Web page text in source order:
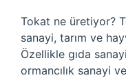
Tokat ne üretiyor?
sanayi, tarım ve
Özellikle gıda
ormancılık sanayi